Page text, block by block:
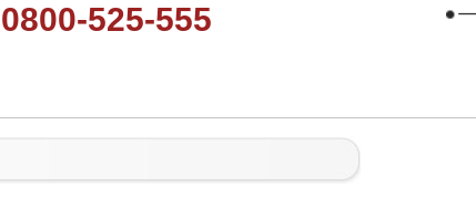
0800-525-555